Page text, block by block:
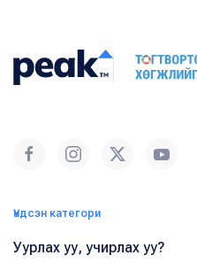
Үндсэн категори
Уурлах уу, учирлах уу?